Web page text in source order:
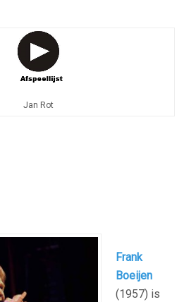
Jan Rot
Frank
Boeijen
(1957) is